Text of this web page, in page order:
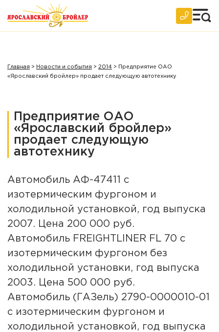
Главная > Новости и события > 2014 >
Предприятие ОАО
«Ярославский бройлер» продает следующую автотехнику
Предприятие ОАО
«Ярославский бройлер»
продает следующую
автотехнику
Автомобиль АФ-47411 с
изотермическим фургоном и
холодильной установкой, год выпуска
2007. Цена 200 000 руб.
Автомобиль FREIGHTLINER FL 70 с
изотермическим фургоном без
холодильной установки, год выпуска
2003. Цена 500 000 руб.
Автомобиль (ГАЗель) 2790-0000010-01
с изотермическим фургоном и
холодильной установкой, год выпуска